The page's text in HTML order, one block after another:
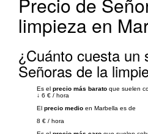
limpieza en
¿Cuánto cuesta un
Señoras de la
Es el precio más barato que suelen
↓ 6 € / hora
El precio medio en Marbella es de
8 € / hora